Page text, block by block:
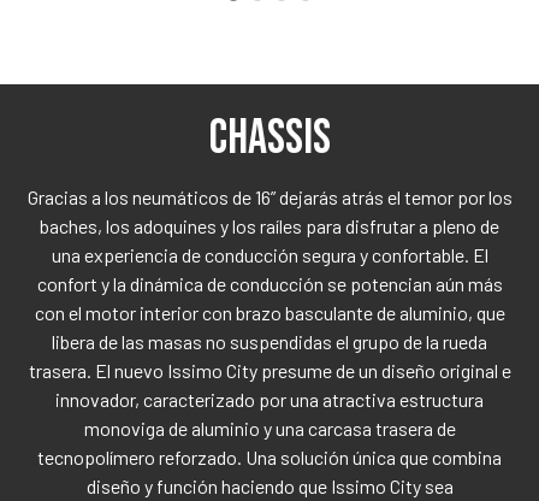
CHASSIS
Gracias a los neumáticos de 16” dejarás atrás el temor por los
baches, los adoquines y los raíles para disfrutar a pleno de
una experiencia de conducción segura y confortable. El
confort y la dinámica de conducción se potencian aún más
con el motor interior con brazo basculante de aluminio, que
libera de las masas no suspendidas el grupo de la rueda
trasera. El nuevo Issimo City presume de un diseño original e
innovador, caracterizado por una atractiva estructura
monoviga de aluminio y una carcasa trasera de
tecnopolímero reforzado. Una solución única que combina
diseño y función haciendo que Issimo City sea